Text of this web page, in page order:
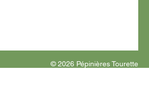
​​​​© 2026 Pépinières Tourette